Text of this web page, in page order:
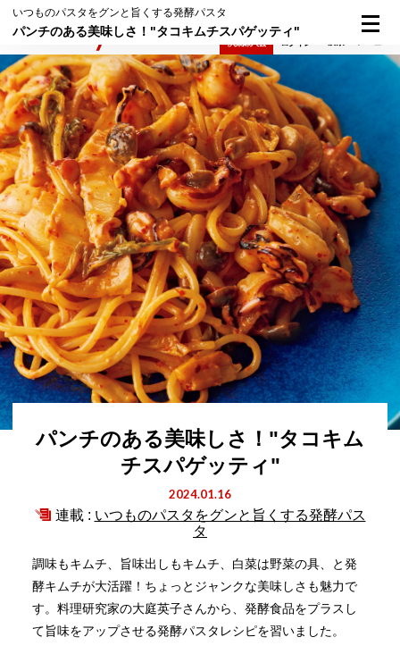
いつものパスタをグンと旨くする発酵パスタ
パンチのある美味しさ！"タコキムチスパゲッティ"
パンチのある美味しさ！"タコキム
チスパゲッティ"
2024.01.16
連載 : いつものパスタをグンと旨くする発酵パス
タ
調味もキムチ、旨味出しもキムチ、白菜は野菜の具、と発
酵キムチが大活躍！ちょっとジャンクな美味しさも魅力で
す。料理研究家の大庭英子さんから、発酵食品をプラスし
て旨味をアップさせる発酵パスタレシピを習いました。